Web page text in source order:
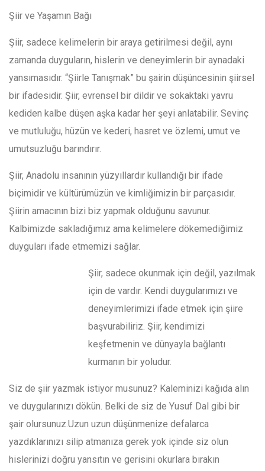
Şiir ve Yaşamın Bağı
Şiir, sadece kelimelerin bir araya getirilmesi değil, aynı
zamanda duyguların, hislerin ve deneyimlerin bir aynadaki
yansımasıdır. “Şiirle Tanışmak” bu şairin düşüncesinin şiirsel
bir ifadesidir. Şiir, evrensel bir dildir ve sokaktaki yavru
kediden kalbe düşen aşka kadar her şeyi anlatabilir. Sevinç
ve mutluluğu, hüzün ve kederi, hasret ve özlemi, umut ve
umutsuzluğu barındırır.
Şiir, Anadolu insanının yüzyıllardır kullandığı bir ifade
biçimidir ve kültürümüzün ve kimliğimizin bir parçasıdır.
Şiirin amacının bizi biz yapmak olduğunu savunur.
Kalbimizde sakladığımız ama kelimelere dökemediğimiz
duyguları ifade etmemizi sağlar.
Şiir, sadece okunmak için değil, yazılmak
için de vardır. Kendi duygularımızı ve
deneyimlerimizi ifade etmek için şiire
başvurabiliriz. Şiir, kendimizi
keşfetmenin ve dünyayla bağlantı
kurmanın bir yoludur.
Siz de şiir yazmak istiyor musunuz? Kaleminizi kağıda alın
ve duygularınızı dökün. Belki de siz de Yusuf Dal gibi bir
şair olursunuz.Uzun uzun düşünmenize defalarca
yazdıklarınızı silip atmanıza gerek yok içinde siz olun
hislerinizi doğru yansıtın ve gerisini okurlara bırakın